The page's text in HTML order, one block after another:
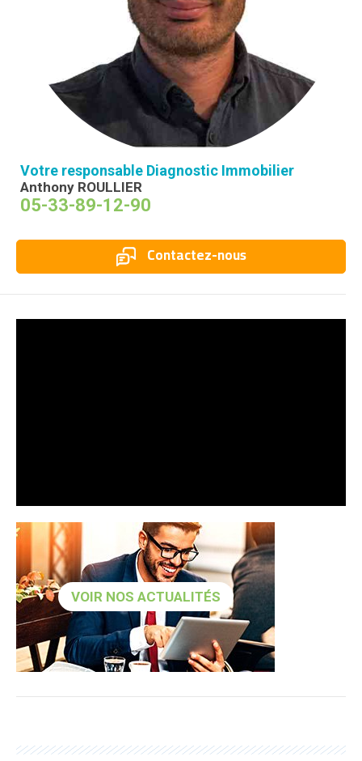
Votre responsable Diagnostic Immobilier
Anthony ROULLIER
05-33-89-12-90
Contactez-nous
VOIR NOS ACTUALITÉS